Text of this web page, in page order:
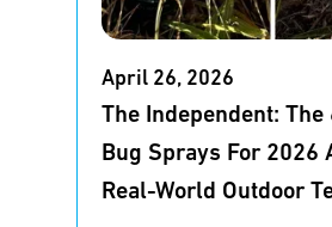
April 26, 2026
The Independent: The
Bug Sprays For 2026
Real-World Outdoor